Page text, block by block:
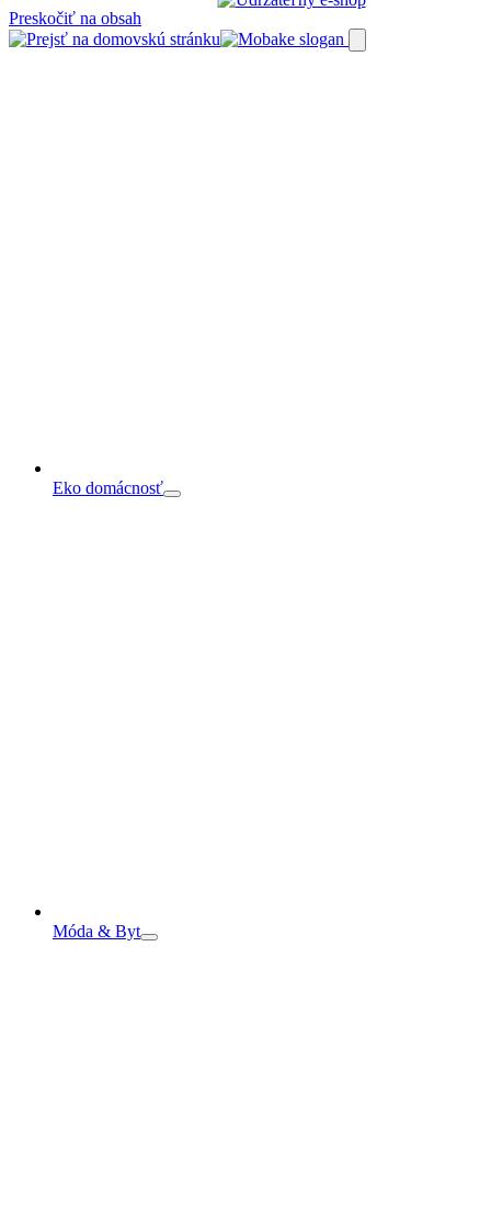
Preskočiť na obsah
Eko domácnosť
Móda & Byt